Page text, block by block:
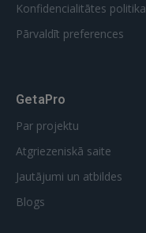
Konfidencialitātes politika
Pārvaldīt preferences
GetaPro
Par projektu
Atgriezeniskā saite
Jautājumi un atbildes
Blogs